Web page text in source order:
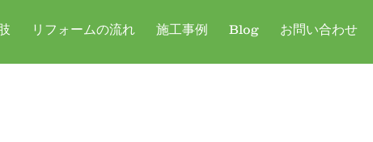
リフォームの流れ 施工事例 Blog お問い合わせ